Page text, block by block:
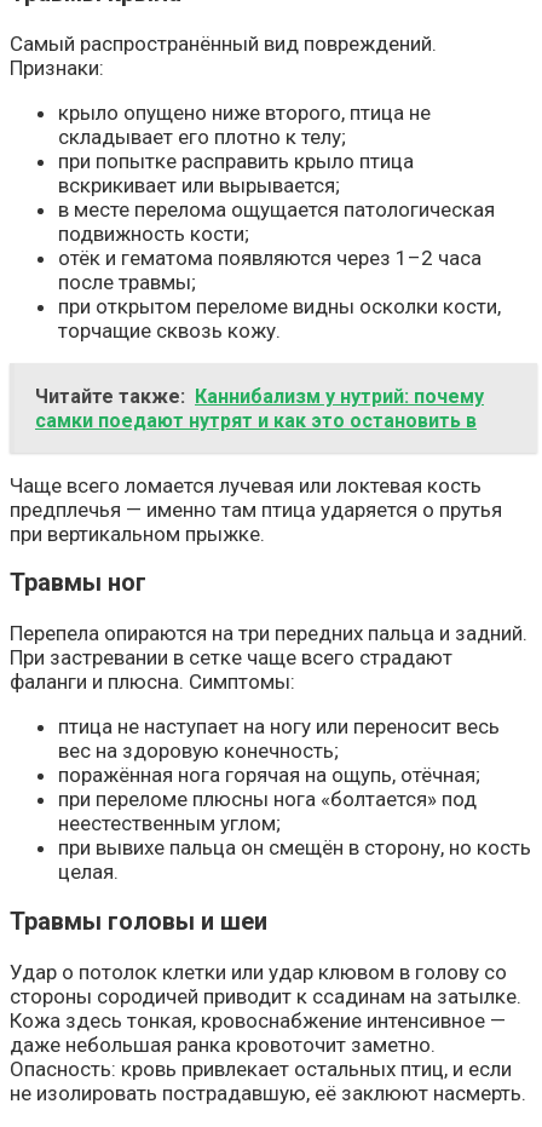
Самый распространённый вид повреждений.
Признаки:
крыло опущено ниже второго, птица не
складывает его плотно к телу;
при попытке расправить крыло птица
вскрикивает или вырывается;
в месте перелома ощущается патологическая
подвижность кости;
отёк и гематома появляются через 1–2 часа
после травмы;
при открытом переломе видны осколки кости,
торчащие сквозь кожу.
Читайте также: Каннибализм у нутрий: почему
самки поедают нутрят и как это остановить в
Чаще всего ломается лучевая или локтевая кость
предплечья — именно там птица ударяется о прутья
при вертикальном прыжке.
Травмы ног
Перепела опираются на три передних пальца и задний.
При застревании в сетке чаще всего страдают
фаланги и плюсна. Симптомы:
птица не наступает на ногу или переносит весь
вес на здоровую конечность;
поражённая нога горячая на ощупь, отёчная;
при переломе плюсны нога «болтается» под
неестественным углом;
при вывихе пальца он смещён в сторону, но кость
целая.
Травмы головы и шеи
Удар о потолок клетки или удар клювом в голову со
стороны сородичей приводит к ссадинам на затылке.
Кожа здесь тонкая, кровоснабжение интенсивное —
даже небольшая ранка кровоточит заметно.
Опасность: кровь привлекает остальных птиц, и если
не изолировать пострадавшую, её заклюют насмерть.